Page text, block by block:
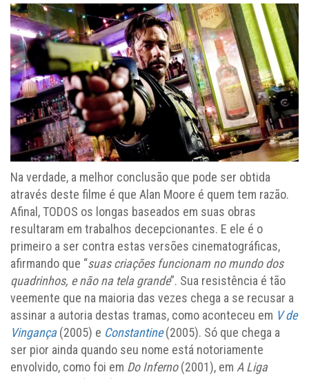
Na verdade, a melhor conclusão que pode ser obtida
através deste filme é que Alan Moore é quem tem razão.
Afinal, TODOS os longas baseados em suas obras
resultaram em trabalhos decepcionantes. E ele é o
primeiro a ser contra estas versões cinematográficas,
afirmando que “suas criações funcionam no mundo dos
quadrinhos, e não na tela grande”. Sua resistência é tão
veemente que na maioria das vezes chega a se recusar a
assinar a autoria destas tramas, como aconteceu em V de
Vingança(2005) e Constantine(2005). Só que chega a
ser pior ainda quando seu nome está notoriamente
envolvido, como foi em Do Inferno(2001), em A Liga